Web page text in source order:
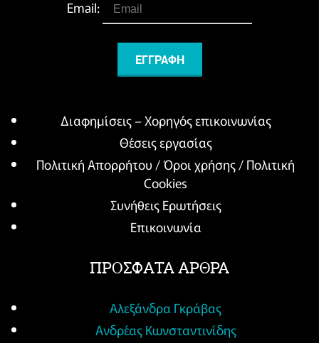
Email:
Διαφημίσεις – Χορηγός επικοινωνίας
Θέσεις εργασίας
Πολιτική Απορρήτου / Όροι χρήσης / Πολιτική
Cookies
Συνήθεις Ερωτήσεις
Επικοινωνία
ΠΡΟΣΦΑΤΑ ΑΡΘΡΑ
Αλεξάνδρα Γκράβας
Ανδρέας Κωνσταντινίδης